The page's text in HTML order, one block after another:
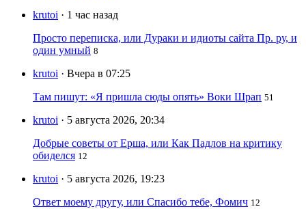
krutoi · 1 час назад
Просто переписка, или Дураки и идиоты сайта Пр. ру, и
один умный 8
krutoi · Вчера в 07:25
Там пишут: «Я пришла сюды опять» Воки Шрап 51
krutoi · 5 августа 2026, 20:34
Добрые советы от Ерша, или Как Падлов на критику
обиделся 12
krutoi · 5 августа 2026, 19:23
Ответ моему другу, или Спасибо тебе, Фомич 12